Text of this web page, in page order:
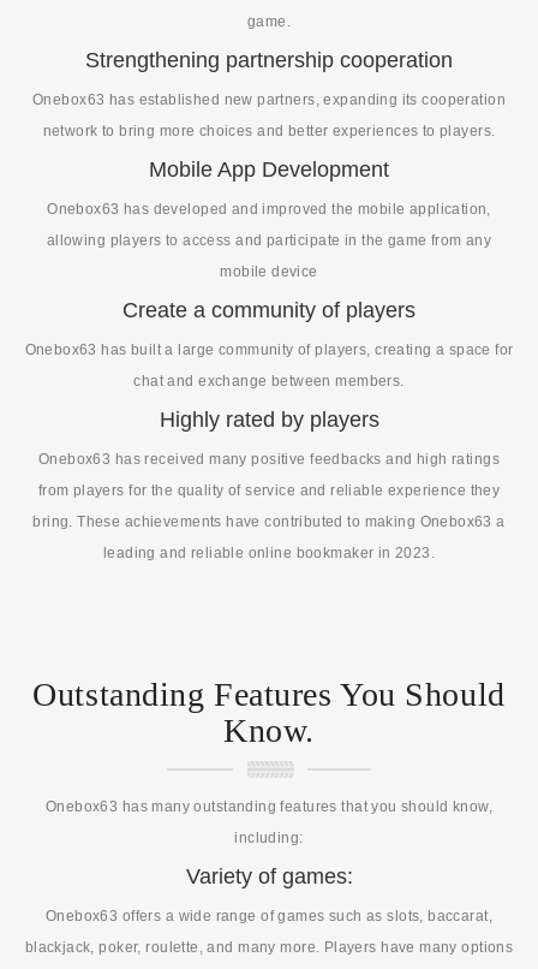
game.
Strengthening partnership cooperation
Onebox63 has established new partners, expanding its cooperation
network to bring more choices and better experiences to players.
Mobile App Development
Onebox63 has developed and improved the mobile application,
allowing players to access and participate in the game from any
mobile device
Create a community of players
Onebox63 has built a large community of players, creating a space for
chat and exchange between members.
Highly rated by players
Onebox63 has received many positive feedbacks and high ratings
from players for the quality of service and reliable experience they
bring. These achievements have contributed to making Onebox63 a
leading and reliable online bookmaker in 2023.
Outstanding Features You Should
Know.
Onebox63 has many outstanding features that you should know,
including:
Variety of games:
Onebox63 offers a wide range of games such as slots, baccarat,
blackjack, poker, roulette, and many more. Players have many options